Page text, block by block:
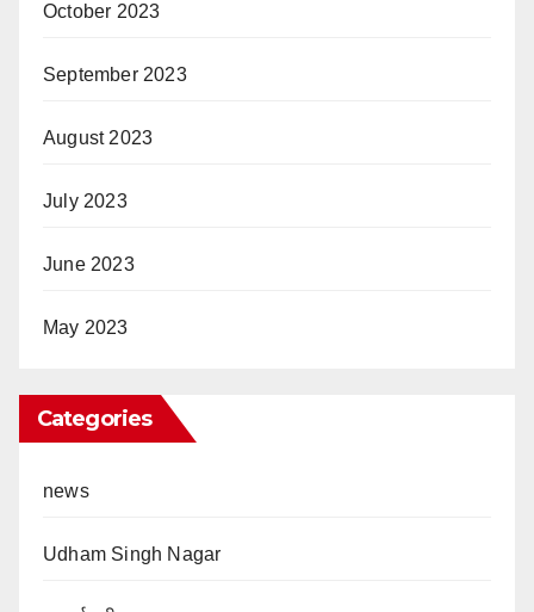
October 2023
September 2023
August 2023
July 2023
June 2023
May 2023
Categories
news
Udham Singh Nagar